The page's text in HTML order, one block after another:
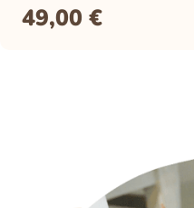
49,00 €